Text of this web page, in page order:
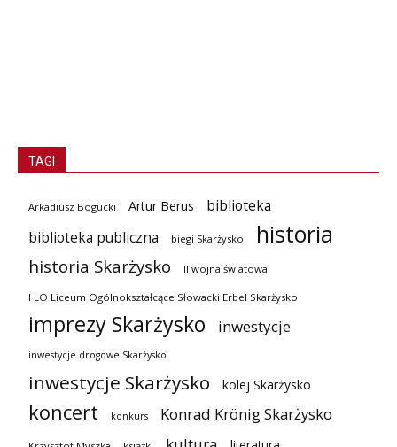
TAGI
Arkadiusz Bogucki Artur Berus
biblioteka
biblioteka publiczna
biegi Skarżysko historia
historia Skarżysko II wojna światowa
I LO Liceum Ogólnokształcące Słowacki Erbel Skarżysko
imprezy Skarżysko inwestycje
inwestycje drogowe Skarżysko
inwestycje Skarżysko kolej Skarżysko
koncert konkurs Konrad Krönig Skarżysko